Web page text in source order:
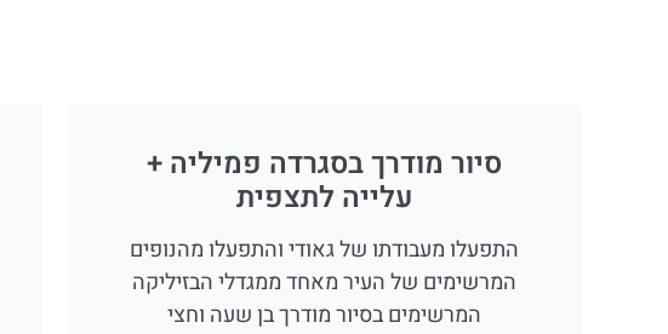
סיור מודרך בסגרדה פמיליה +
עלייה לתצפית
התפעלו מעבודתו של גאודי והתפעלו מהנופים
המרשימים של העיר מאחד ממגדלי הבזיליקה
המרשימים בסיור מודרך בן שעה וחצי